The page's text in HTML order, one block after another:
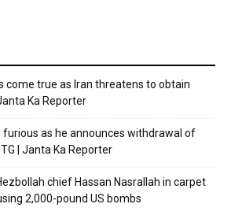
come true as Iran threatens to obtain
Ka Reporter
furious as he announces withdrawal of
| Janta Ka Reporter
chief Hassan Nasrallah in carpet
2,000-pound US bombs